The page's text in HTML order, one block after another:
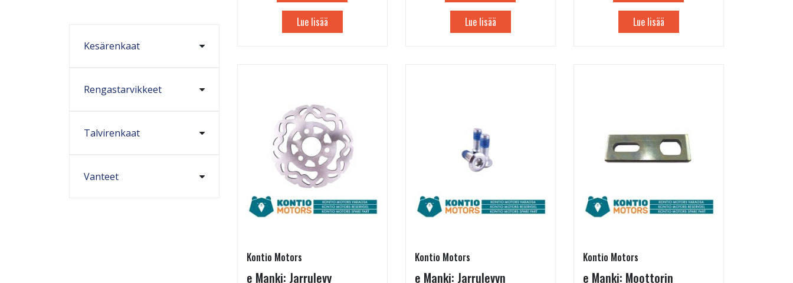
Kesärenkaat
Rengastarvikkeet
Talvirenkaat
Vanteet
Lue lisää Lue lisää Lue lisää
Kontio Motors
e Manki: Jarrulevy
Kontio Motors
e Manki: Jarrulevyn
Kontio Motors
e Manki: Moottorin